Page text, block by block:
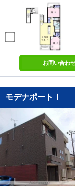
お問い合わ
モデナポートⅠ